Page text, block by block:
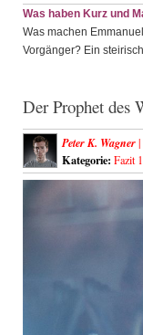
Was haben Kurz und
Was machen
Vorgänger? Ein
Der Prophet des
Peter K. Wagner|
Kategorie: Fazit